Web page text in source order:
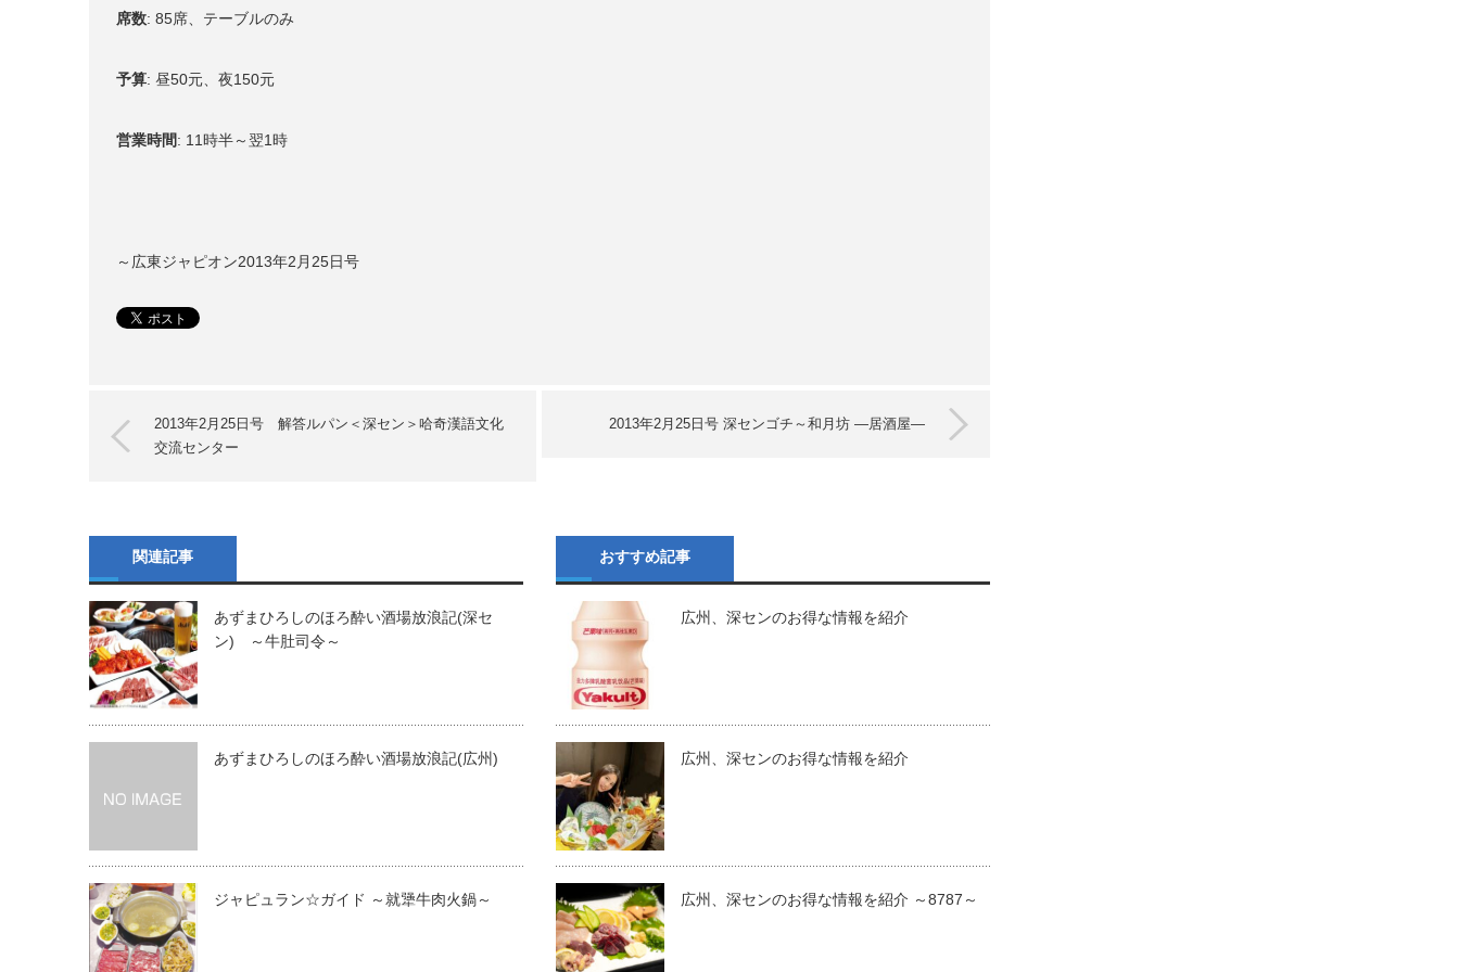
席数: 85席、テーブルのみ
予算: 昼50元、夜150元
営業時間: 11時半～翌1時
～広東ジャピオン2013年2月25日号
2013年2月25日号 解答ルパン＜深セン＞哈奇漢語文化
交流センター
2013年2月25日号 深センゴチ～和月坊 ―居酒屋―
関連記事
あずまひろしのほろ酔い酒場放浪記(深セ
ン) ～牛肚司令～
あずまひろしのほろ酔い酒場放浪記(広州)
ジャピュラン☆ガイド ～就犟牛肉火鍋～
おすすめ記事
広州、深センのお得な情報を紹介
広州、深センのお得な情報を紹介
広州、深センのお得な情報を紹介 ～8787～